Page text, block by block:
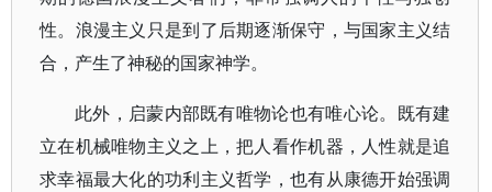
性。浪漫主义只是到了后期逐渐保守，与国家主义结
合，产生了神秘的国家神学。
此外，启蒙内部既有唯物论也有唯心论。既有建
立在机械唯物主义之上，把人看作机器，人性就是追
求幸福最大化的功利主义哲学，也有从康德开始强调